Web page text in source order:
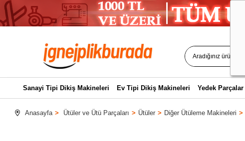
Sanayi Tipi Dikiş Makineleri Ev Tipi Dikiş Makineleri Yedek Parçalar
Anasayfa Ütüler ve Ütü Parçaları Ütüler Diğer Ütüleme Makineleri